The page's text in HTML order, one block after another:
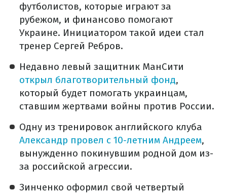
футболистов, которые играют за
рубежом, и финансово помогают
Украине. Инициатором такой идеи стал
тренер Сергей Ребров.
Недавно левый защитник МанСити
открыл благотворительный фонд,
который будет помогать украинцам,
ставшим жертвами войны против России.
Одну из тренировок английского клуба
Александр провел с 10-летним Андреем,
вынужденно покинувшим родной дом из-
за российской агрессии.
Зинченко оформил свой четвертый